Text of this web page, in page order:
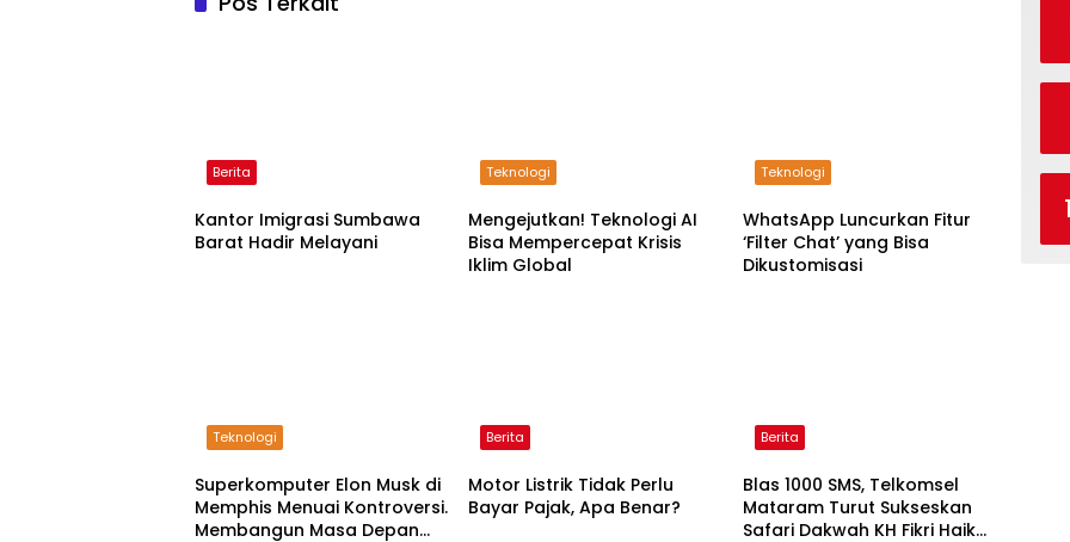
Berita
Kantor Imigrasi Sumbawa
Barat Hadir Melayani
Teknologi
Mengejutkan! Teknologi AI
Bisa Mempercepat Krisis
Iklim Global
Teknologi
WhatsApp Luncurkan Fitur
‘Filter Chat’ yang Bisa
Dikustomisasi
Teknologi
Superkomputer Elon Musk di
Memphis Menuai Kontroversi.
Membangun Masa Depan
Berita
Motor Listrik Tidak Perlu
Bayar Pajak, Apa Benar?
Berita
Blas 1000 SMS, Telkomsel
Mataram Turut Sukseskan
Safari Dakwah KH Fikri Haikal